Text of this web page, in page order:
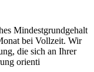
Mindestgrundgehalt
bei Vollzeit. Wir
die sich an Ihrer
orienti